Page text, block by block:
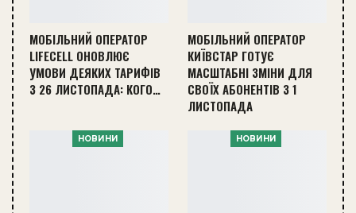
МОБІЛЬНИЙ ОПЕРАТОР
LIFECELL ОНОВЛЮЄ
УМОВИ ДЕЯКИХ ТАРИФІВ
З 26 ЛИСТОПАДА: КОГО…
МОБІЛЬНИЙ ОПЕРАТОР
КИЇВСТАР ГОТУЄ
МАСШТАБНІ ЗМІНИ ДЛЯ
СВОЇХ АБОНЕНТІВ З 1
ЛИСТОПАДА
НОВИНИ НОВИНИ